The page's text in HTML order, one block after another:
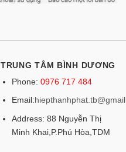
TRUNG TÂM BÌNH DƯƠNG
Phone: 0976 717 484
Email:
Address: 88 Nguyễn Thị
Minh Khai,P.Phú Hòa,TDM